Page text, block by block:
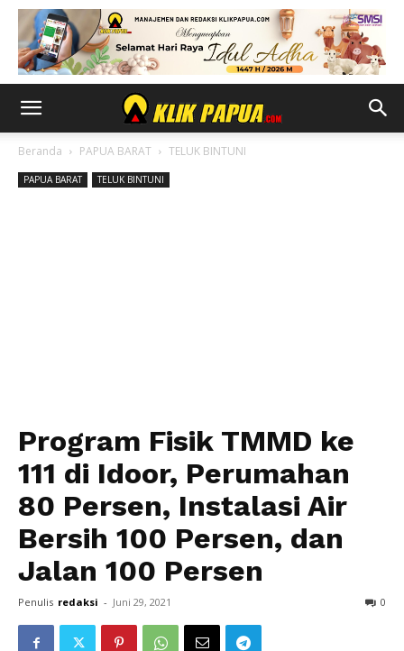
Beranda PAPUA BARAT TELUK BINTUNI
PAPUA BARAT TELUK BINTUNI
Program Fisik TMMD ke
111 di Idoor, Perumahan
80 Persen, Instalasi Air
Bersih 100 Persen, dan
Jalan 100 Persen
Penulis redaksi - Juni 29, 2021 0